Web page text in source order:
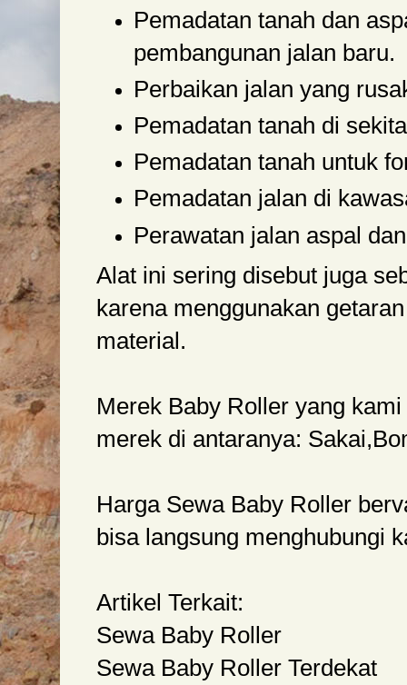
Pemadatan tanah dan
pembangunan jalan baru.
Perbaikan jalan yang
Pemadatan tanah di
Pemadatan tanah untuk
Pemadatan jalan di
Perawatan jalan aspal
Alat ini sering disebut juga
karena menggunakan
material.
Merek Baby Roller yang
merek di antaranya:
Harga Sewa Baby Roller
bisa langsung menghubungi
Artikel Terkait:
Sewa Baby Roller
Sewa Baby Roller Terdekat